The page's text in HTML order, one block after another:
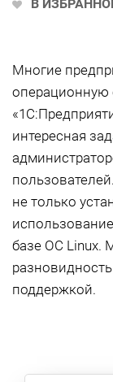
В
Многие
операционную
интересная
не только
базе ОС Linux.
поддержкой.